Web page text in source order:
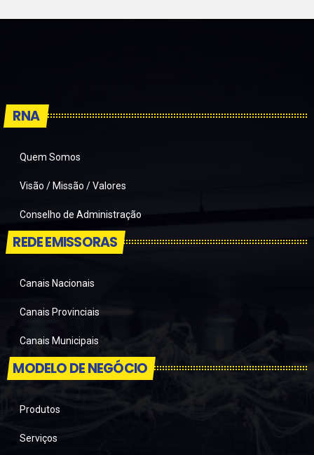
RNA
Quem Somos
Visão / Missão / Valores
Conselho de Administração
REDE EMISSORAS
Canais Nacionais
Canais Provinciais
Canais Municipais
MODELO DE NEGÓCIO
Produtos
Serviços